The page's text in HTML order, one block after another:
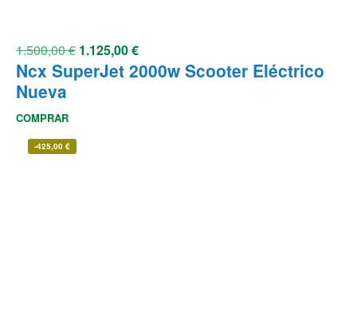
1.500,00€ 1.125,00€
Ncx SuperJet 2000w Scooter Eléctrico
Nueva
COMPRAR
-425,00 €